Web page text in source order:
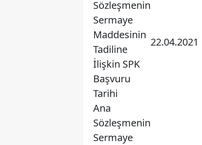
Sözleşmenin
Sermaye
Maddesinin
Tadiline
İlişkin SPK
Başvuru
Tarihi
22.04.2021
Ana
Sözleşmenin
Sermaye